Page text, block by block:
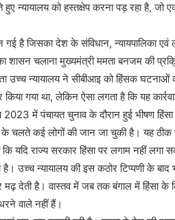
न्यायालय को हस्तक्षेप करना पड़ रहा है, जो
गई है जिसका देश के संविधान, न्यायपालिका एवं
शासन चलाना मुख्यमंत्री ममता बनजम की
उच्च न्यायालय ने सीबीआइ को हिंसक
गया था, लेकिन ऐसा लगता है कि यह
में पंचायत चुनाव के दौरान हुई भीषण
कई लोगों की जान जा चुकी है। यह ठीक है
यदि राज्य सरकार हिंसा पर लगाम नहीं लगा
न्यायालय की इस कठोर टिप्पणी के बाद
मढ़ देती है। वास्तव में जब तक बंगाल में हिंसा के
वाले नहीं हैं।